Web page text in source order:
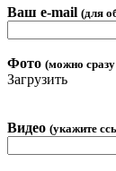
Ваш e-mail (для
Фото (можно сразу
Загрузить
Видео (укажите